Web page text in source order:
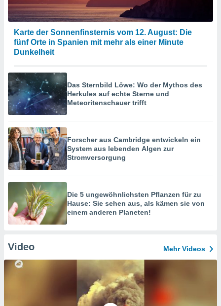
Karte der Sonnenfinsternis vom 12. August: Die
fünf Orte in Spanien mit mehr als einer Minute
Dunkelheit
Das Sternbild Löwe: Wo der Mythos des
Herkules auf echte Sterne und
Meteoritenschauer trifft
Forscher aus Cambridge entwickeln ein
System aus lebenden Algen zur
Stromversorgung
Die 5 ungewöhnlichsten Pflanzen für zu
Hause: Sie sehen aus, als kämen sie von
einem anderen Planeten!
Video Mehr Videos